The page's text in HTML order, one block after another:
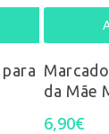
product
has
da Mãe
6,90€